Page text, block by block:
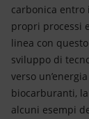
carbonica entro
propri processi
linea con
sviluppo di
verso
biocarburanti,
alcuni esempi